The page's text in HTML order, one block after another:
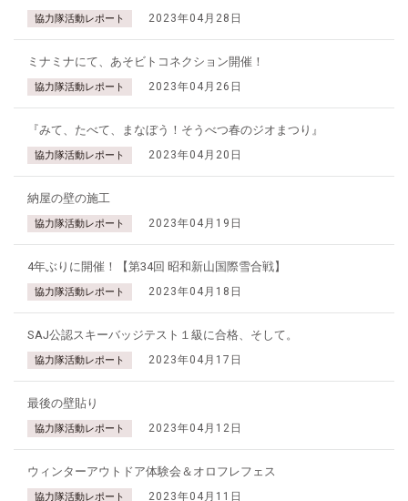
協力隊活動レポート 2023年04月28日
ミナミナにて、あそビトコネクション開催！
協力隊活動レポート 2023年04月26日
『みて、たべて、まなぼう！そうべつ春のジオまつり』
協力隊活動レポート 2023年04月20日
納屋の壁の施工
協力隊活動レポート 2023年04月19日
4年ぶりに開催！【第34回 昭和新山国際雪合戦】
協力隊活動レポート 2023年04月18日
SAJ公認スキーバッジテスト１級に合格、そして。
協力隊活動レポート 2023年04月17日
最後の壁貼り
協力隊活動レポート 2023年04月12日
ウィンターアウトドア体験会＆オロフレフェス
協力隊活動レポート 2023年04月11日